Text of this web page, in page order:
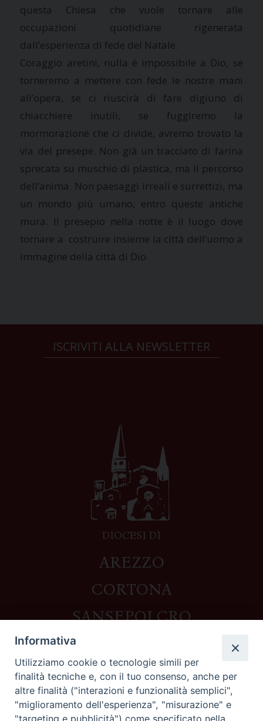
questa Chiesa che vuole tornare alle
occupazioni quotidiane rigenerata
dall’esperienza di fede del Natale.
Coraggio aretini, nulla è impossibile a Dio, se
torneremo a mettere con fede le nostre mani
all’opera, se ci riuscirà di fare digiuno di
chiacchiere inutili, se fuggiremo la
mormorazione che ci divide, avremo trovato la
via del presepe. Non già un tracciato di farina
sprecata su muschio di plastica, ma il percorso
dell’anima. Non paesaggi irreali e surrettizi, ma
un mondo più umano, entro queste antiche
mura. Il presepio nella notte è il luogo dove
tornare a costruire insieme la città dell’uomo a
immagine della città di Dio.
ISCRIVITI ALLA NEWSLETTER
DIOCESI DI
AREZZO
CORTONA
SANSEPOLCRO
Contatti
Piazza del Duomo,1 - 52100 Arezzo
segreteria@diocesi.arezzo.it
Informativa
Utilizziamo cookie o tecnologie simili per
finalità tecniche e, con il tuo consenso, anche per
altre finalità ("interazioni e funzionalità semplici",
"miglioramento dell'esperienza", "misurazione" e